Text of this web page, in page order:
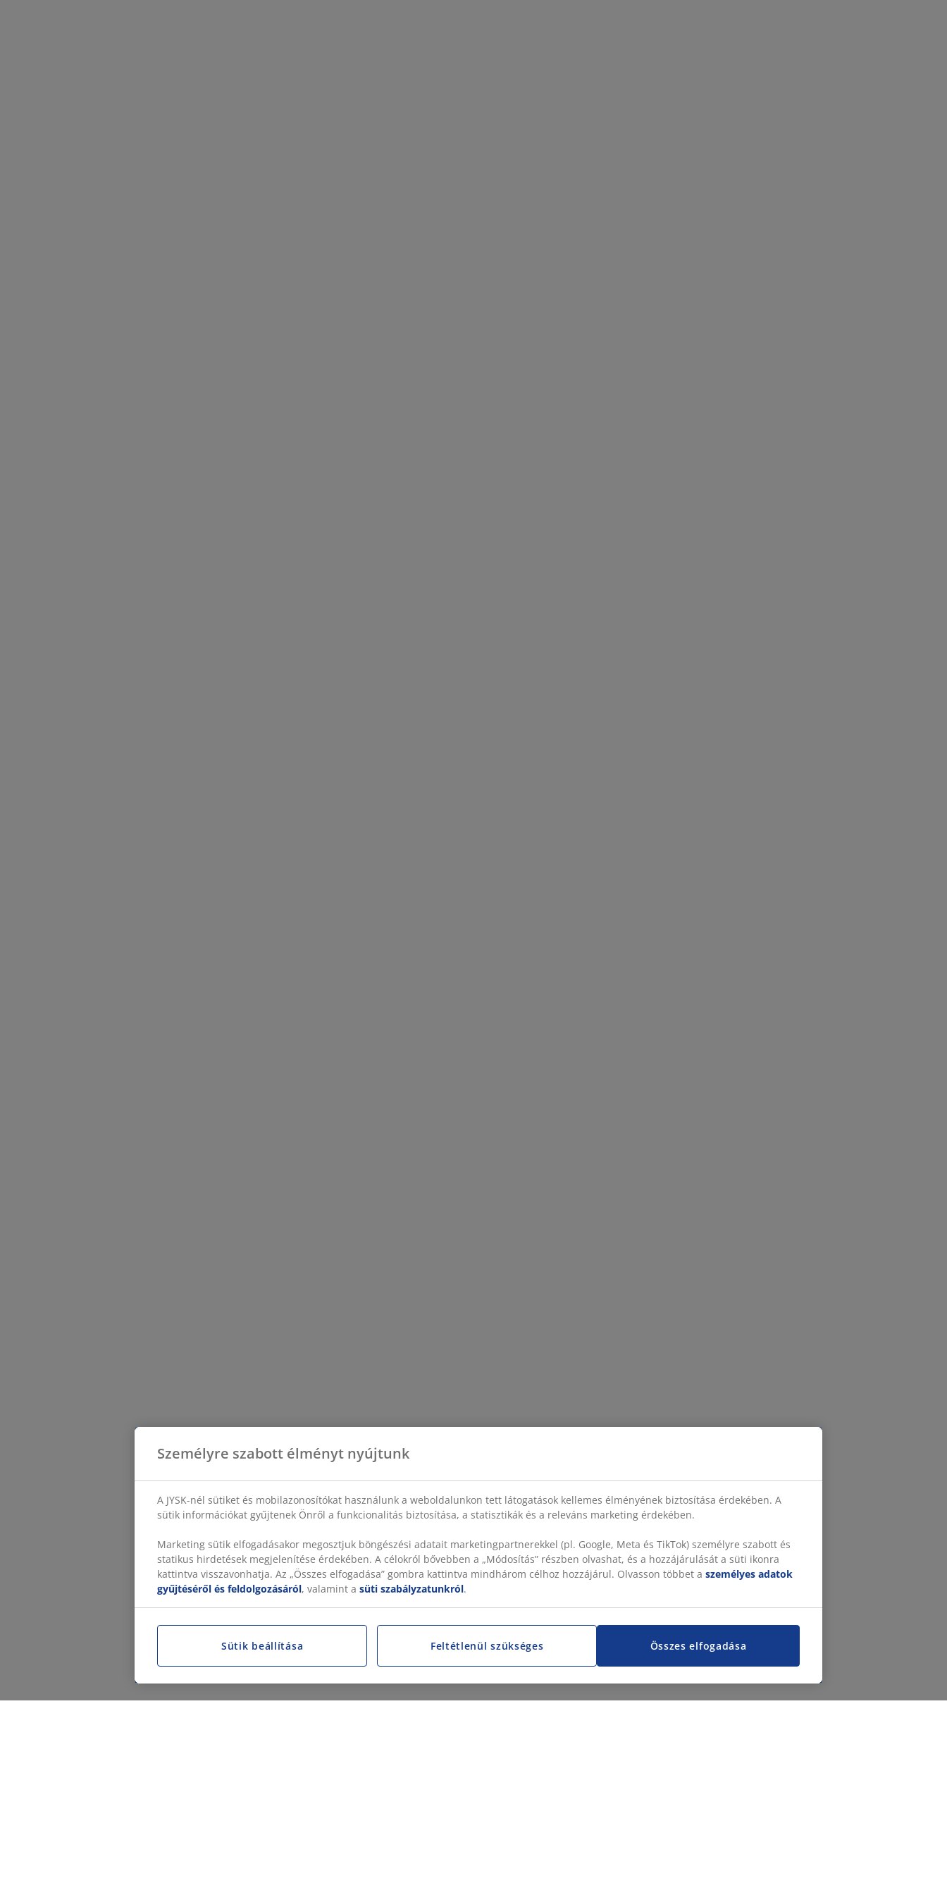
Személyre szabott élményt nyújtunk
A JYSK-nél sütiket és mobilazonosítókat használunk a weboldalunkon tett látogatások kellemes élményének biztosítása érdekében. A
sütik információkat gyűjtenek Önről a funkcionalitás biztosítása, a statisztikák és a releváns marketing érdekében.
Marketing sütik elfogadásakor megosztjuk böngészési adatait marketingpartnerekkel (pl. Google, Meta és TikTok) személyre szabott és
statikus hirdetések megjelenítése érdekében. A célokról bővebben a „Módosítás” részben olvashat, és a hozzájárulását a süti ikonra
kattintva visszavonhatja. Az „Összes elfogadása” gombra kattintva mindhárom célhoz hozzájárul. Olvasson többet a személyes adatok
gyűjtéséről és feldolgozásáról, valamint a süti szabályzatunkról.
Összes elfogadása
Sütik beállítása Feltétlenül szükséges